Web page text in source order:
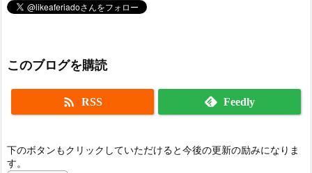
このブログを購読
 RSS Feedly
下のボタンもクリックしていただけると今後の更新の励みになりま
す。